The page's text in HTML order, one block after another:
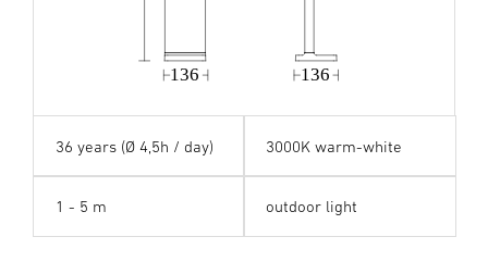
136 136
36 years (Ø 4,5h / day) 3000K warm-white
1 - 5 m outdoor light